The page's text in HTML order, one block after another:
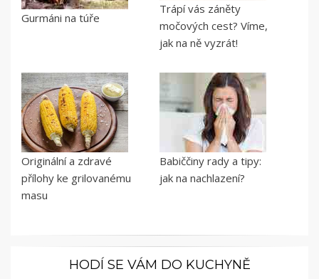
Gurmáni na túře
Trápí vás záněty
močových cest? Víme,
jak na ně vyzrát!
Originální a zdravé
přílohy ke grilovanému
masu
Babiččiny rady a tipy:
jak na nachlazení?
HODÍ SE VÁM DO KUCHYNĚ